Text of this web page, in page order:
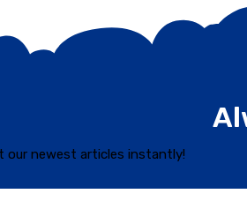
our newest articles instantly!